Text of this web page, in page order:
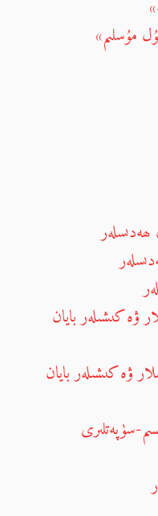
مۇسلىم»
ھەدىسلەر
ۋە كىشىلەر بايان
ۋە كىشىلەر بايان
سۈپەتلىرى